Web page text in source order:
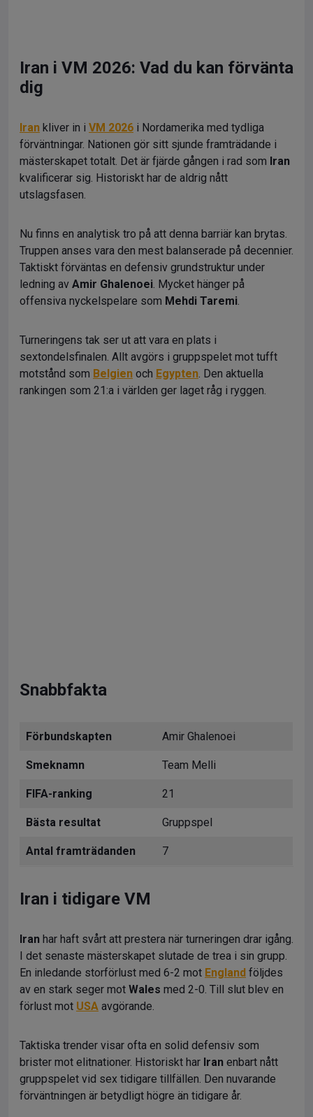
Iran i VM 2026: Vad du kan förvänta
dig
Iran kliver in i VM 2026 i Nordamerika med tydliga
förväntningar. Nationen gör sitt sjunde framträdande i
mästerskapet totalt. Det är fjärde gången i rad som Iran
kvalificerar sig. Historiskt har de aldrig nått
utslagsfasen.
Nu finns en analytisk tro på att denna barriär kan brytas.
Truppen anses vara den mest balanserade på decennier.
Taktiskt förväntas en defensiv grundstruktur under
ledning av Amir Ghalenoei. Mycket hänger på
offensiva nyckelspelare som Mehdi Taremi.
Turneringens tak ser ut att vara en plats i
sextondelsfinalen. Allt avgörs i gruppspelet mot tufft
motstånd som Belgien och Egypten. Den aktuella
rankingen som 21:a i världen ger laget råg i ryggen.
Snabbfakta
Förbundskapten Amir Ghalenoei
Smeknamn Team Melli
FIFA-ranking 21
Bästa resultat Gruppspel
Antal framträdanden 7
Iran i tidigare VM
Iran har haft svårt att prestera när turneringen drar igång.
I det senaste mästerskapet slutade de trea i sin grupp.
En inledande storförlust med 6-2 mot England följdes
av en stark seger mot Wales med 2-0. Till slut blev en
förlust mot USA avgörande.
Taktiska trender visar ofta en solid defensiv som
brister mot elitnationer. Historiskt har Iran enbart nått
gruppspelet vid sex tidigare tillfällen. Den nuvarande
förväntningen är betydligt högre än tidigare år.